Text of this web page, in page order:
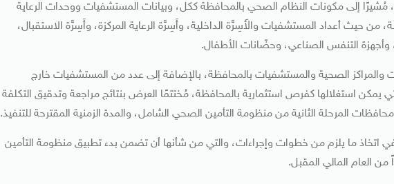
مُشيرًا إلى مكونات النظام الصحي بالمحافظة ككل، وبيانات المستشفيات ووحدات الرعاية
من حيث أعداد المستشفيات والأَسِرَّة الداخلية، وأَسِرَّة الرعاية المركزة، وأَسِرَّة الاستقبال،
وأجهزة التنفس الصناعي، وحضّانات الأطفال.
الصحية والمستشفيات بالمحافظة، بالإضافة إلى عدد من المستشفيات خارج
يمكن استغلالها كفرص استثمارية بالمحافظة، مُختتمًا العرض بنتائج مراجعة وتدقيق التكلفة
المرحلة الثانية من منظومة التأمين الصحي الشامل، والمدة الزمنية المقترحة للتنفيذ.
في اتخاذ ما يلزم من خطوات وإجراءات، والتي من شأنها أن تضمن بدء تطبيق منظومة التأمين
العام المالي المقبل.